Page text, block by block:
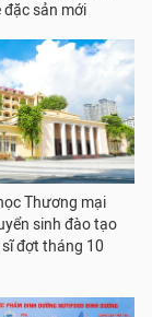
đặc sản mới
Thương mại
sinh đào tạo
đợt tháng 10